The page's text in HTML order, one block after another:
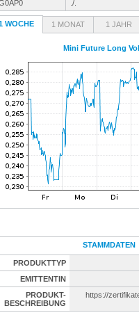
./.
WOCHE 1 MONAT 1 JAHR
Mini Future Long
STAMMDATEN
PRODUKTTYP
EMITTENTIN
PRODUKT-
BESCHREIBUNG
https://